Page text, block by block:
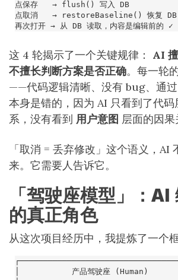
这 4 轮揭示了一个关键规律： AI
不擅长判断方案是否正确。每一轮
——代码逻辑清晰、没有 bug、通
本身是错的，因为 AI 只看到了代码
系，没有看到 用户意图 层面的因果
「取消 = 丢弃修改」这个语义，AI
来。它需要人告诉它。
「驾驶座模型」：
的真正角色
从这次项目经历中，我提炼了一个